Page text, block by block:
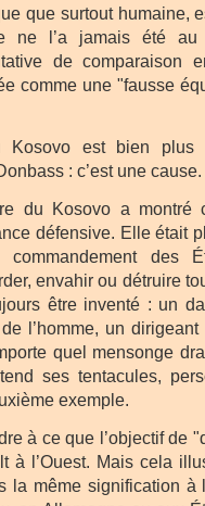
que surtout humaine,
ne l’a jamais été au
de comparaison
comme une "fausse
est bien plus
: c’est une cause.
du Kosovo a montré
défensive. Elle était
des
envahir ou détruire
être inventé : un
l’homme, un
quel mensonge
ses tentacules,
exemple.
à ce que l’objectif de
à l’Ouest. Mais cela
la même signification à